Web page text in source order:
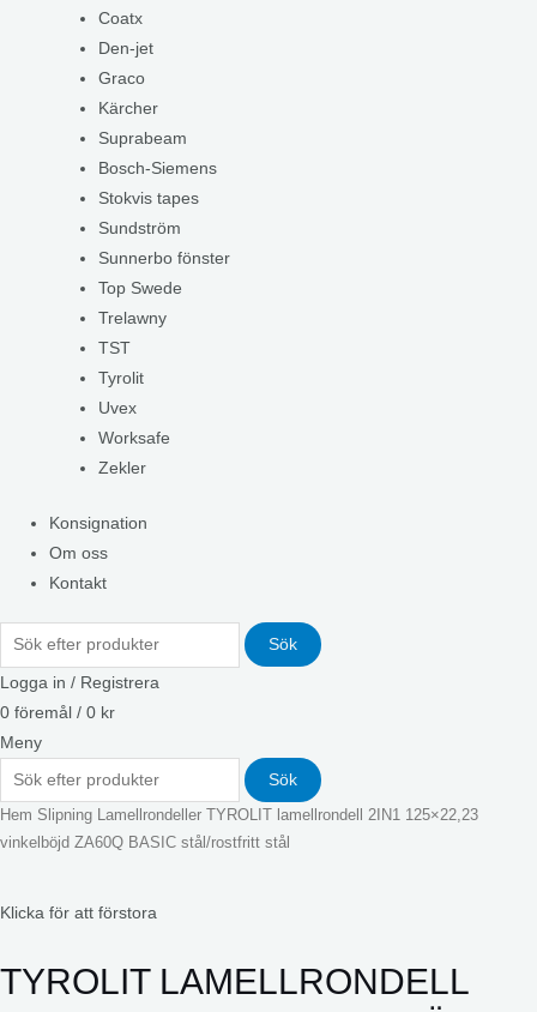
Coatx
Den-jet
Graco
Kärcher
Suprabeam
Bosch-Siemens
Stokvis tapes
Sundström
Sunnerbo fönster
Top Swede
Trelawny
TST
Tyrolit
Uvex
Worksafe
Zekler
Konsignation
Om oss
Kontakt
Sök
Logga in / Registrera
0 föremål / 0 kr
Meny
Sök
Hem Slipning Lamellrondeller
TYROLIT lamellrondell 2IN1 125×22,23
vinkelböjd ZA60Q BASIC stål/rostfritt stål
Klicka för att förstora
TYROLIT LAMELLRONDELL